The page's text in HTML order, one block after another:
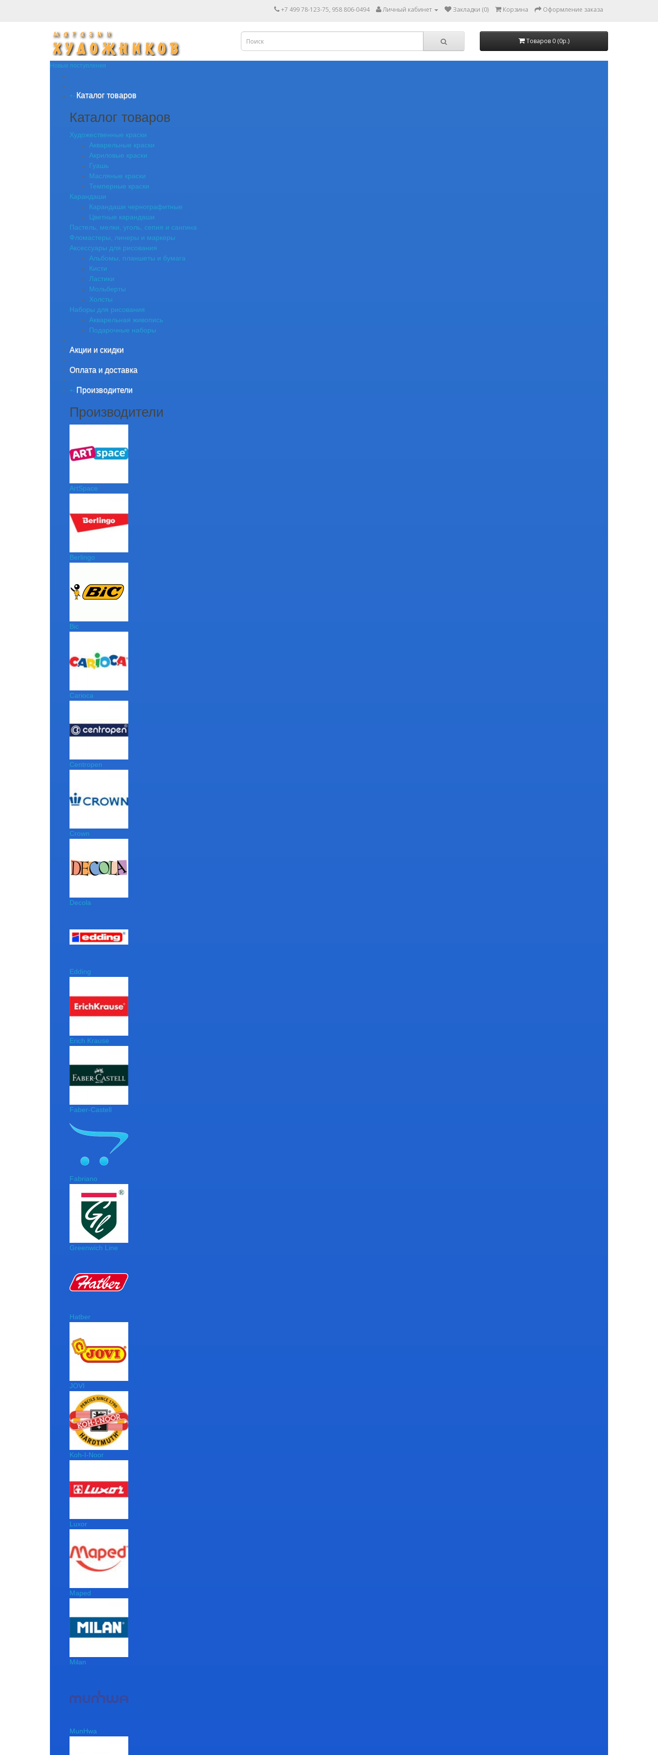
+7 499 78-123-75, 958 806-0494 Личный кабинет Закладки (0) Корзина Оформление заказа
Товаров 0 (0р.)
Новые поступления
+- Каталог товаров
Каталог товаров
Художественные краски
Акварельные краски
Акриловые краски
Гуашь
Масляные краски
Темперные краски
Карандаши
Карандаши чернографитные
Цветные карандаши
Пастель, мелки, уголь, сепия и сангина
Фломастеры, линеры и маркеры
Аксессуары для рисования
Альбомы, планшеты и бумага
Кисти
Ластики
Мольберты
Холсты
Наборы для рисования
Акварельная живопись
Подарочные наборы
Акции и скидки
Оплата и доставка
+- Производители
Производители
ArtSpace
Berlingo
Bic
Carioca
Centropen
Crown
Decola
Edding
Erich Krause
Faber-Castell
Fabriano
Greenwich Line
Hatber
JOVI
Koh-I-Noor
Luxor
Maped
Milan
MunHwa